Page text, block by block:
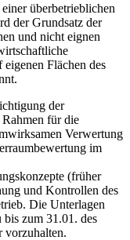
überbetrieblichen
der Grundsatz der
und nicht eignen
Flächen des
der
für die
Verwertung
im
(früher
und Kontrollen des
Die Unterlagen
zum 31.01. des
vorzuhalten.